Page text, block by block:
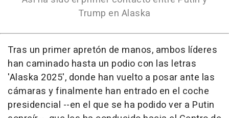
Trump en Alaska
Tras un primer apretón de manos, ambos líderes
han caminado hasta un podio con las letras
'Alaska 2025', donde han vuelto a posar ante las
cámaras y finalmente han entrado en el coche
presidencial --en el que se ha podido ver a Putin